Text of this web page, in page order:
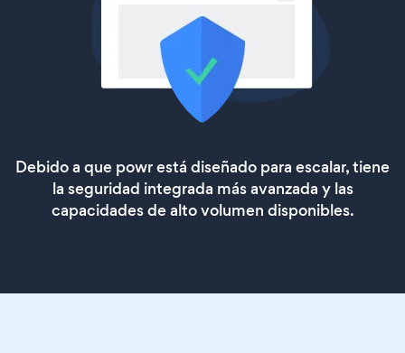
Debido a que powr está diseñado para escalar, tiene
la seguridad integrada más avanzada y las
capacidades de alto volumen disponibles.